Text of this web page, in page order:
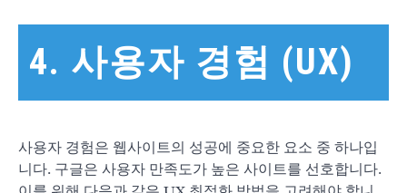
4. 사용자 경험 (UX)
사용자 경험은 웹사이트의 성공에 중요한 요소 중 하나입
니다. 구글은 사용자 만족도가 높은 사이트를 선호합니다.